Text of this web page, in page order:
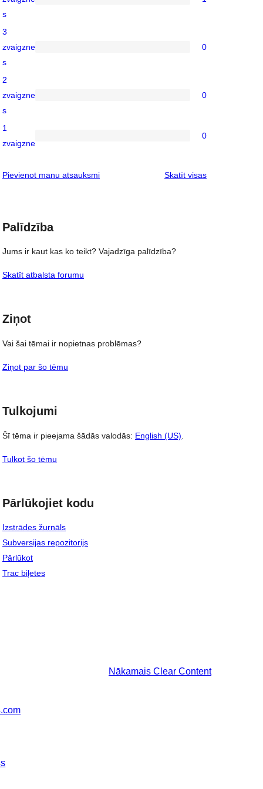
reviews
star
review
s
star
reviews
3
zvaigzne
s
0
star
reviews
2
zvaigzne
s
0
0
star
1
zvaigzne
0
Pievienot manu atsauksmi Skatīt visasatsauksmes
Palīdzība
Jums ir kaut kas ko teikt? Vajadzīga palīdzība?
Skatīt atbalsta forumu
Ziņot
Vai šai tēmai ir nopietnas problēmas?
Ziņot par šo tēmu
Tulkojumi
Šī tēma ir pieejama šādās valodās: English (US)
Tulkot šo tēmu
Pārlūkojiet kodu
Izstrādes žurnāls
Subversijas repozitorijs
Pārlūkot
Trac biļetes
Nākamais Clear Content